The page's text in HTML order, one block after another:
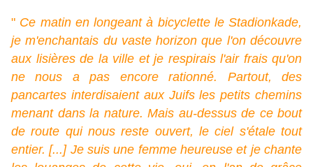
" Ce matin en longeant à bicyclette le Stadionkade,
je m'enchantais du vaste horizon que l'on découvre
aux lisières de la ville et je respirais l'air frais qu'on
ne nous a pas encore rationné. Partout, des
pancartes interdisaient aux Juifs les petits chemins
menant dans la nature. Mais au-dessus de ce bout
de route qui nous reste ouvert, le ciel s'étale tout
entier. [...] Je suis une femme heureuse et je chante